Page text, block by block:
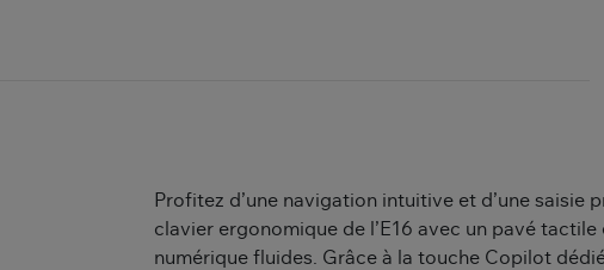
Profitez d’une navigation intuitive et d’une saisie
clavier ergonomique de l’E16 avec un pavé tactile
numérique fluides. Grâce à la touche Copilot